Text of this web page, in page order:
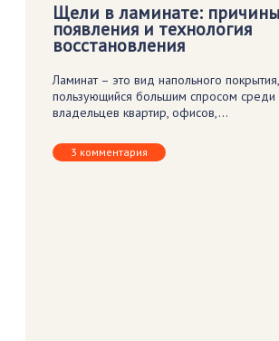
Щели в ламинате: причины
появления и технология
восстановления
Ламинат – это вид напольного покрытия,
пользующийся большим спросом среди
владельцев квартир, офисов,…
3 комментария